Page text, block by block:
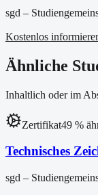
sgd –
Kostenlos
Ähnliche
Inhaltlich oder im
Zertifikat49 %
Technisches
sgd –